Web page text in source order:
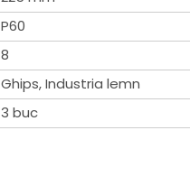
P60
8
Ghips, Industria lemn
3 buc